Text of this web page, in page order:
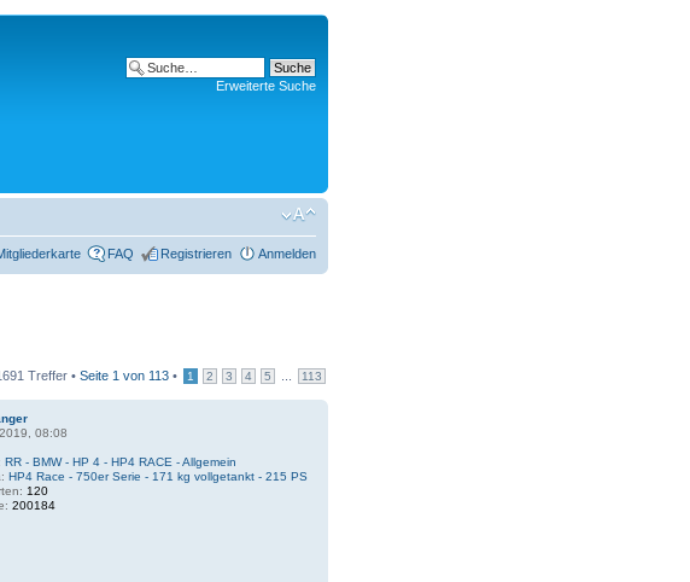
Erweiterte Suche
FAQ Registrieren Anmelden
Treffer • Seite 1 von 113 • 1 2 3 4 5 113
08:08
RR - BMW - HP 4 - HP4 RACE - Allgemein
HP4 Race - 750er Serie - 171 kg vollgetankt - 215 PS
120
200184